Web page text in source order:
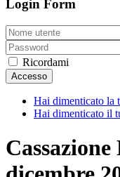
Login Form
Ricordami
Accesso
Hai dimenticato la
Hai dimenticato il
Cassazione